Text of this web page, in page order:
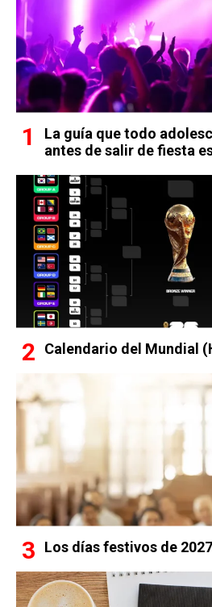
La guía que todo
antes de salir de fiesta
Calendario del Mundial
Los días festivos de